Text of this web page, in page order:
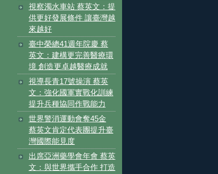
視察濁水車站 蔡英文：提
供更好發展條件 讓臺灣越
來越好
臺中榮總41週年院慶 蔡
英文：建構更完善醫療環
境 創造更卓越醫療成就
視導長青17號操演 蔡英
文：強化國軍實戰化訓練
提升兵種協同作戰能力
世界警消運動會奪45金
蔡英文肯定代表團提升臺
灣國際能見度
出席亞洲藥學會年會 蔡英
文：與世界攜手合作 打造